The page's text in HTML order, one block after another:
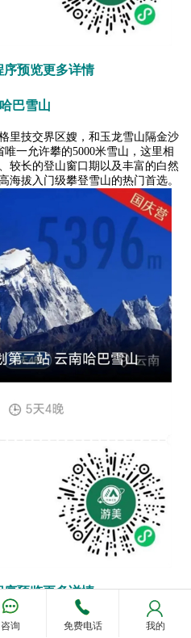
序预览更多详情
巴雪山
里技交界区嫂，和玉龙雪山隔金沙
一允许攀的5000米雪山，这里相
较长的登山窗口期以及丰富的白然
海拔入门级攀登雪山的热门首选。
序预览更多详情
什卡三峰
咨询 免费电话 我的